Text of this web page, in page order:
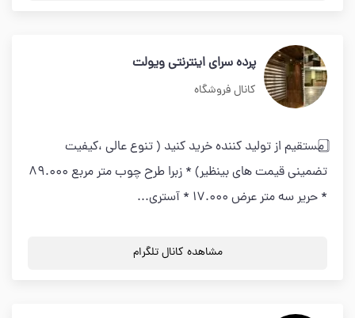
پرده سرای اینترنتی ویولت
کانال فروشگاه
⃣ مستقیم از تولید کننده خرید کنید ( تنوع عالی ،کیفیت
تضمینی قیمت های بینظیر) * زبرا طرح چوب متر مربع 89.000
* حریر سه متر عرض 17.000 * آستری...
مشاهده کانال تلگرام